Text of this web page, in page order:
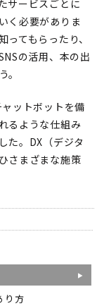
サービスごとに
く必要がありま
てもらったり、
の活用、本の出
ットボットを備
るような仕組み
た。DX（デジタ
さまざまな施策
り方